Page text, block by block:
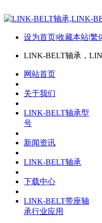
设为首页|收藏本站|繁
LINK-BELT轴承，
网站首页
关于我们
LINK-BELT轴承型
号
新闻资讯
LINK-BELT轴承
下载中心
LINK-BELT带座轴
承行业应用